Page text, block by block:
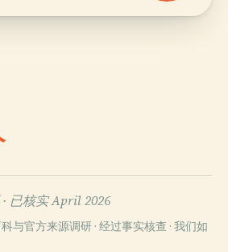
已核实 April 2026
与官方来源调研 · 经过事实核查 · 我们如